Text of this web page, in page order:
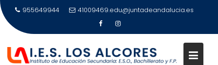
Saltar
al
contenido
955649944 41009469.edu@juntadeandalucia.es